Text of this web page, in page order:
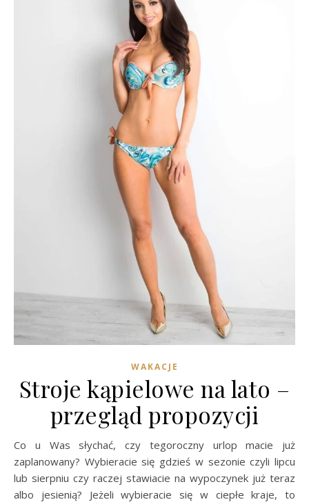
WAKACJE
Stroje kąpielowe na lato –
przegląd propozycji
Co u Was słychać, czy tegoroczny urlop macie już
zaplanowany? Wybieracie się gdzieś w sezonie czyli lipcu
lub sierpniu czy raczej stawiacie na wypoczynek już teraz
albo jesienią? Jeżeli wybieracie się w ciepłe kraje, to